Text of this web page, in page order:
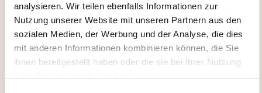
analysieren. Wir teilen ebenfalls Informationen zur
Nutzung unserer Website mit unseren Partnern aus den
sozialen Medien, der Werbung und der Analyse, die dies
mit anderen Informationen kombinieren können, die Sie
ihnen bereitgestellt haben oder die sie bei Ihrer Nutzung
FR